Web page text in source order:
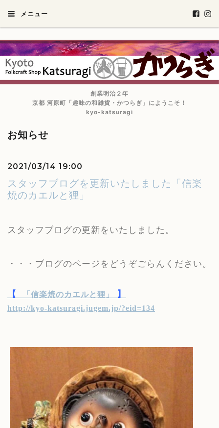
メニュー
創業明治２年
京都 河原町「趣味の和雑貨・かつらぎ」にようこそ！
kyo-katsuragi
お知らせ
2021/03/14 19:00
スタッフブログを更新いたしました「信楽
焼のカエルと狸」
スタッフブログの更新をいたしました。
・・・ブログのページをどうぞごらんください。
【 「信楽焼のカエルと狸」 】
http://kyo-katsuragi.jugem.jp/?eid=134